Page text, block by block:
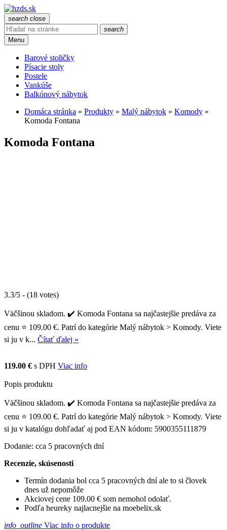
search close
search
Menu
Barové stoličky
Písacie stoly
Postele
Vankúše
Balkónový nábytok
Domáca stránka » Produkty » Malý nábytok » Komody »
Komoda Fontana
Komoda Fontana
3.3/5 - (18 votes)
Väčšinou skladom. ✔️ Komoda Fontana sa najčastejšie predáva za
cenu ⭐ 109.00 €. Patrí do kategórie Malý nábytok > Komody. Viete
si ju v k... Čítať ďalej »
119.00 € s DPH Viac info
Popis produktu
Väčšinou skladom. ✔️ Komoda Fontana sa najčastejšie predáva za
cenu ⭐ 109.00 €. Patrí do kategórie Malý nábytok > Komody. Viete
si ju v katalógu dohľadať aj pod EAN kódom: 5900355111879
Dodanie: cca 5 pracovných dní
Recenzie, skúsenosti
Termín dodania bol cca 5 pracovných dní ale to si človek
dnes už nepomôže
Akciovej cene 109.00 € som nemohol odolať.
Podľa heureky najlacnejšie na moebelix.sk
info_outline Viac info o produkte